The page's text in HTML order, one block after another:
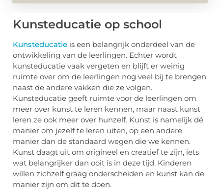
Kunsteducatie op school
Kunsteducatie is een belangrijk onderdeel van de
ontwikkeling van de leerlingen. Echter wordt
kunsteducatie vaak vergeten en blijft er weinig
ruimte over om de leerlingen nog veel bij te brengen
naast de andere vakken die ze volgen.
Kunsteducatie geeft ruimte voor de leerlingen om
meer over kunst te leren kennen, maar naast kunst
leren ze ook meer over hunzelf. Kunst is namelijk dé
manier om jezelf te leren uiten, op een andere
manier dan de standaard wegen die we kennen.
Kunst daagt uit om origineel en creatief te zijn, iets
wat belangrijker dan ooit is in deze tijd. Kinderen
willen zichzelf graag onderscheiden en kunst kan de
manier zijn om dit te doen.